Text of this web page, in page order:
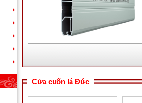
Cửa cuốn lá Đức